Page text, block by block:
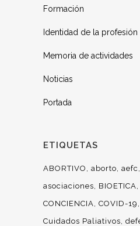
Formación
Identidad de la profesión
Memoria de actividades
Noticias
Portada
ETIQUETAS
ABORTIVO aborto aefc
asociaciones
BIOETICA
CONCIENCIA COVID-19
Cuidados Paliativos